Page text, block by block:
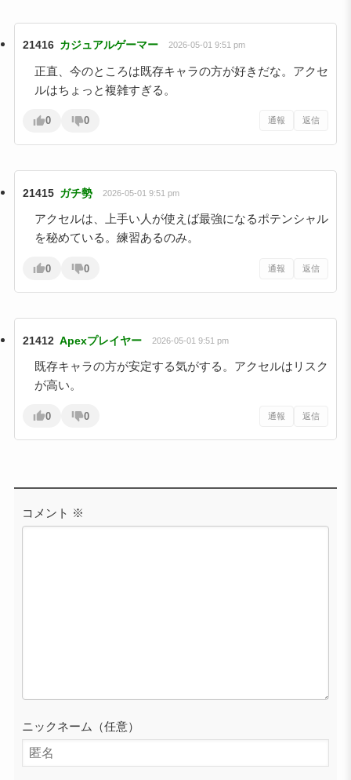
21416 カジュアルゲーマー 2026-05-01 9:51 pm
正直、今のところは既存キャラの方が好きだな。アクセ
ルはちょっと複雑すぎる。
0 0 通報 返信
21415 ガチ勢 2026-05-01 9:51 pm
アクセルは、上手い人が使えば最強になるポテンシャル
を秘めている。練習あるのみ。
0 0 通報 返信
21412 Apexプレイヤー 2026-05-01 9:51 pm
既存キャラの方が安定する気がする。アクセルはリスク
が高い。
0 0 通報 返信
コメント ※
ニックネーム（任意）